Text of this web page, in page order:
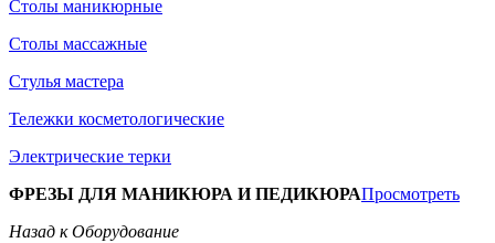
Столы маникюрные
Столы массажные
Стулья мастера
Тележки косметологические
Электрические терки
ФРЕЗЫ ДЛЯ МАНИКЮРА И ПЕДИКЮРАПросмотреть
Назад к Оборудование